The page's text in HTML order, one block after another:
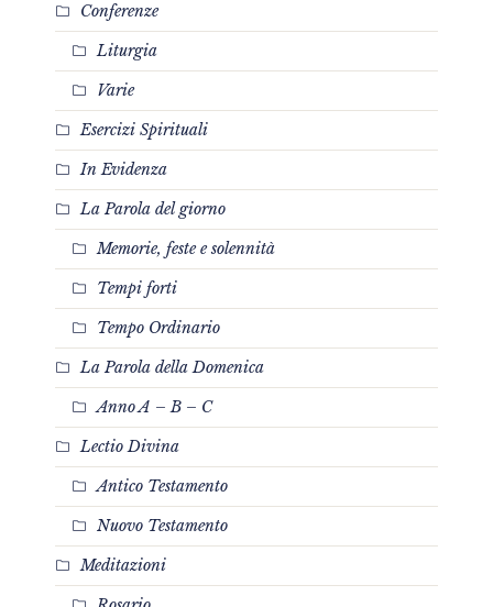
Conferenze
Liturgia
Varie
Esercizi Spirituali
In Evidenza
La Parola del giorno
Memorie, feste e solennità
Tempi forti
Tempo Ordinario
La Parola della Domenica
Anno A – B – C
Lectio Divina
Antico Testamento
Nuovo Testamento
Meditazioni